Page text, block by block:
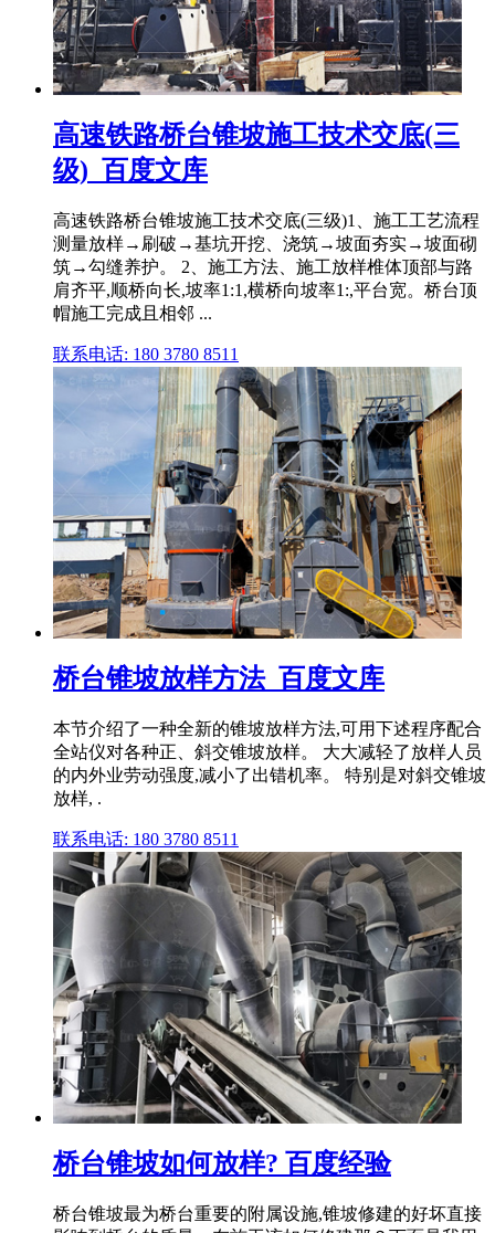
高速铁路桥台锥坡施工技术交底(三
级)_百度文库
高速铁路桥台锥坡施工技术交底(三级)1、施工工艺流程
测量放样→刷破→基坑开挖、浇筑→坡面夯实→坡面砌
筑→勾缝养护。 2、施工方法、施工放样椎体顶部与路
肩齐平,顺桥向长,坡率1:1,横桥向坡率1:,平台宽。桥台顶
帽施工完成且相邻 ...
联系电话: 180 3780 8511
桥台锥坡放样方法_百度文库
本节介绍了一种全新的锥坡放样方法,可用下述程序配合
全站仪对各种正、斜交锥坡放样。 大大减轻了放样人员
的内外业劳动强度,减小了出错机率。 特别是对斜交锥坡
放样, .
联系电话: 180 3780 8511
桥台锥坡如何放样? 百度经验
桥台锥坡最为桥台重要的附属设施,锥坡修建的好坏直接